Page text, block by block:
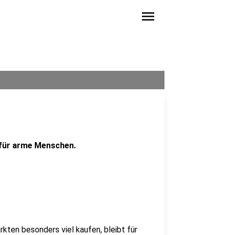
menu
arme Menschen.
besonders viel kaufen, bleibt für